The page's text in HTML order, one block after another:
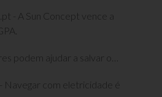
- A Sun Concept vence a
podem ajudar a salvar o…
Navegar com eletricidade é